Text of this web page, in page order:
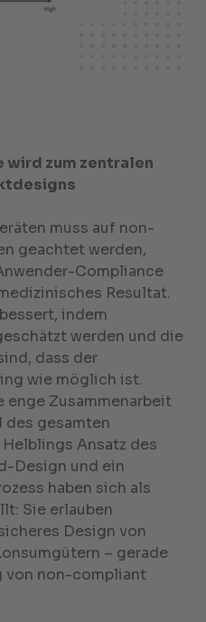
zum zentralen
muss auf non-
geachtet werden,
Compliance
Resultat.
indem
werden und die
dass der
wie möglich ist.
Zusammenarbeit
des gesamten
Ansatz des
Design und ein
haben sich als
Sie erlauben
Design von
– gerade
von non-compliant